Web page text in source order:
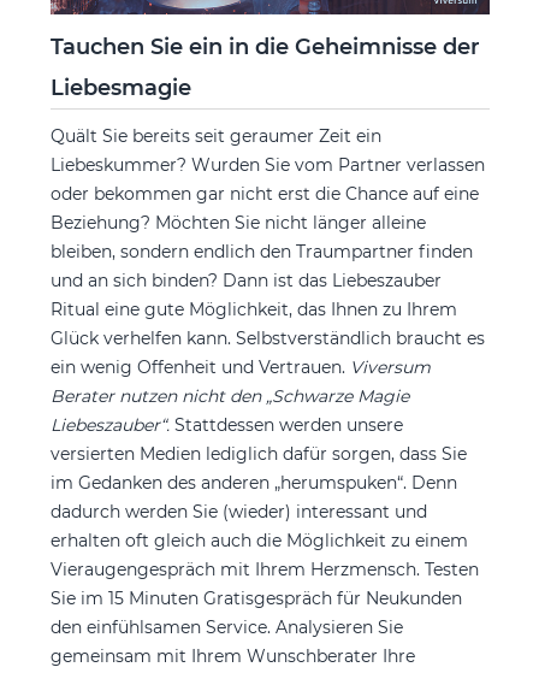
Tauchen Sie ein in die Geheimnisse der
Liebesmagie
Quält Sie bereits seit geraumer Zeit ein
Liebeskummer? Wurden Sie vom Partner verlassen
oder bekommen gar nicht erst die Chance auf eine
Beziehung? Möchten Sie nicht länger alleine
bleiben, sondern endlich den Traumpartner finden
und an sich binden? Dann ist das Liebeszauber
Ritual eine gute Möglichkeit, das Ihnen zu Ihrem
Glück verhelfen kann. Selbstverständlich braucht es
ein wenig Offenheit und Vertrauen. Viversum
Berater nutzen nicht den „Schwarze Magie
Liebeszauber“. Stattdessen werden unsere
versierten Medien lediglich dafür sorgen, dass Sie
im Gedanken des anderen „herumspuken“. Denn
dadurch werden Sie (wieder) interessant und
erhalten oft gleich auch die Möglichkeit zu einem
Vieraugengespräch mit Ihrem Herzmensch. Testen
Sie im 15 Minuten Gratisgespräch für Neukunden
den einfühlsamen Service. Analysieren Sie
gemeinsam mit Ihrem Wunschberater Ihre